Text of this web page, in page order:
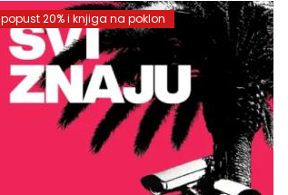
popust 20% i knjiga na poklon